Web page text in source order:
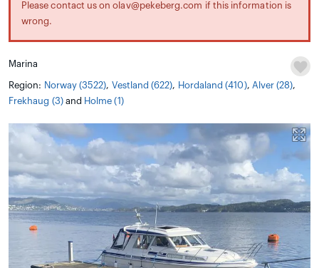
Please contact us on olav@pekeberg.com if this information is
wrong.
Marina
Region: Norway (3522), Vestland (622), Hordaland (410), Alver (28),
Frekhaug (3)and Holme (1)